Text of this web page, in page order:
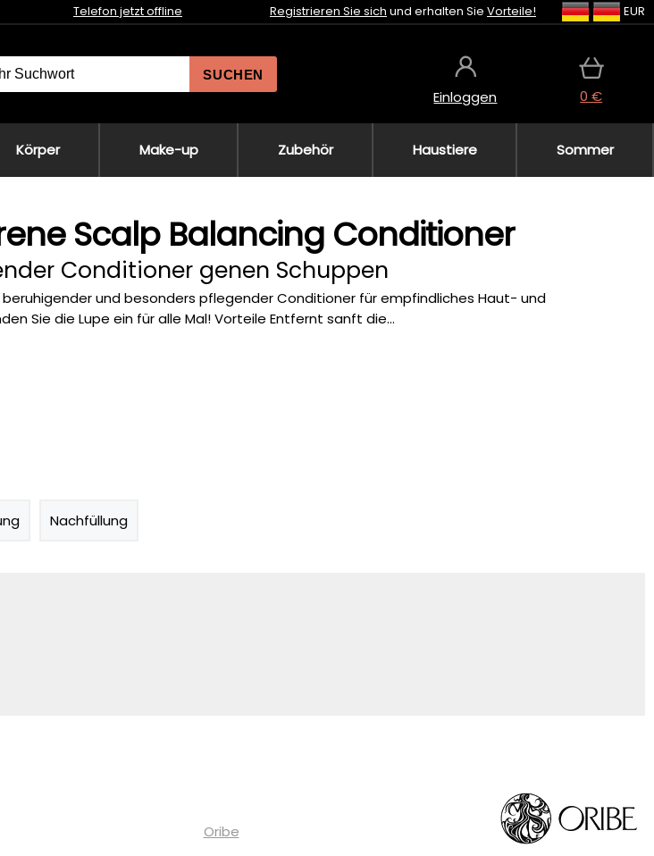
Telefon jetzt offline Registrieren Sie sich und erhalten Sie Vorteile! EUR
SUCHEN
Einloggen 0 €
Körper Make-up Zubehör Haustiere Sommer
Scalp Balancing Conditioner
Conditioner genen Schuppen
beruhigender und besonders pflegender Conditioner für empfindliches Haut- und
Sie die Lupe ein für alle Mal! Vorteile Entfernt sanft die...
Nachfüllung
Oribe